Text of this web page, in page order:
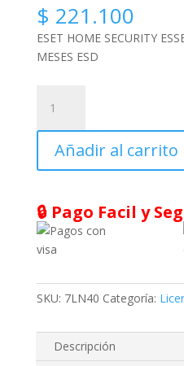
$ 221.100
ESET HOME SECURITY
MESES ESD
HOME
SECURITY
ESSENTIAL-
5
12
MESES
cantidad
Añadir al carrito
🔒 Pago Facil y
SKU: 7LN40 Categoría:
Descripción